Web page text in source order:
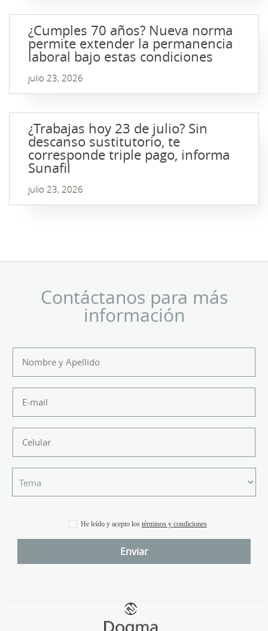
¿Cumples 70 años? Nueva norma
permite extender la permanencia
laboral bajo estas condiciones
julio 23, 2026
¿Trabajas hoy 23 de julio? Sin
descanso sustitutorio, te
corresponde triple pago, informa
Sunafil
julio 23, 2026
Contáctanos para más
información
He leído y acepto los términos y condiciones